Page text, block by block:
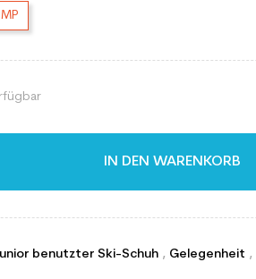
IN DEN WARENKORB
benutzter Ski-Schuh , Gelegenheit ,